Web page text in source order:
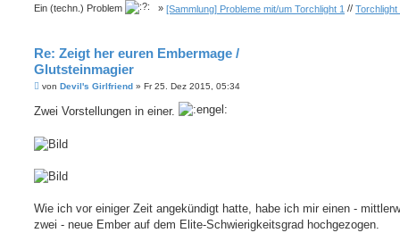
Ein (techn.) Problem » [Sammlung] Probleme mit/um Torchlight 1 // Torchlight
Re: Zeigt her euren Embermage /
Glutsteinmagier
B
i
t
a
g
von Devil's Girlfriend » Fr 25. Dez 2015, 05:34
Zwei Vorstellungen in einer.
Wie ich vor einiger Zeit angekündigt hatte, habe ich mir einen -
zwei - neue Ember auf dem Elite-Schwierigkeitsgrad hochgezogen.